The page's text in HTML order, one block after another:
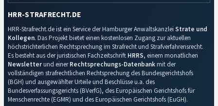
HRR-STRAFRECHT.DE
HRR-Strafrecht.de ist ein Service der Hamburger Anwaltskanzlei Strate und
Kollegen. Das Projekt bietet einen kostenlosen Zugang zur aktuellen
höchstrichterlichen Rechtsprechung im Strafrecht und Strafverfahrensrecht.
Es besteht aus der juristischen Fachzeitschrift HRRS, einem monatlichen
Newsletterund einerRechtsprechungs-Datenbankmit der
vollständigen strafrechtlichen Rechtsprechung des Bundesgerichtshofs
(BGH) und ausgewählter Urteile und Beschlüsse u.a. des
Bundesverfassungsgerichts (BVerfG), des Europäischen Gerichtshofs für
Menschenrechte (EGMR) und des Europäischen Gerichtshofs (EuGH).